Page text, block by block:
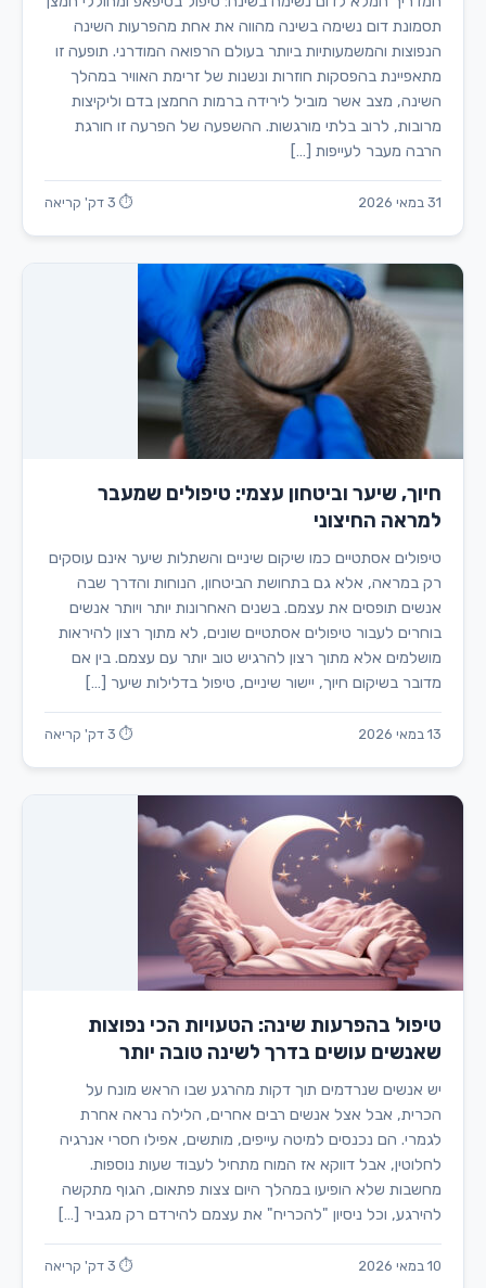
תסמונת דום נשימה בשינה מהווה את אחת מהפרעות השינה
הנפוצות והמשמעותיות ביותר בעולם הרפואה המודרני. תופעה זו
מתאפיינת בהפסקות חוזרות ונשנות של זרימת האוויר במהלך
השינה, מצב אשר מוביל לירידה ברמות החמצן בדם וליקיצות
מרובות, לרוב בלתי מורגשות. ההשפעה של הפרעה זו חורגת
הרבה מעבר לעייפות […]
31 במאי 2026 ⏱ 3 דק' קריאה
חיוך, שיער וביטחון עצמי: טיפולים שמעבר
למראה החיצוני
טיפולים אסתטיים כמו שיקום שיניים והשתלות שיער אינם עוסקים
רק במראה, אלא גם בתחושת הביטחון, הנוחות והדרך שבה
אנשים תופסים את עצמם. בשנים האחרונות יותר ויותר אנשים
בוחרים לעבור טיפולים אסתטיים שונים, לא מתוך רצון להיראות
מושלמים אלא מתוך רצון להרגיש טוב יותר עם עצמם. בין אם
מדובר בשיקום חיוך, יישור שיניים, טיפול בדלילות שיער […]
13 במאי 2026 ⏱ 3 דק' קריאה
טיפול בהפרעות שינה: הטעויות הכי נפוצות
שאנשים עושים בדרך לשינה טובה יותר
יש אנשים שנרדמים תוך דקות מהרגע שבו הראש מונח על
הכרית, אבל אצל אנשים רבים אחרים, הלילה נראה אחרת
לגמרי. הם נכנסים למיטה עייפים, מותשים, אפילו חסרי אנרגיה
לחלוטין, אבל דווקא אז המוח מתחיל לעבוד שעות נוספות.
מחשבות שלא הופיעו במהלך היום צצות פתאום, הגוף מתקשה
להירגע, וכל ניסיון "להכריח" את עצמם להירדם רק מגביר […]
10 במאי 2026 ⏱ 3 דק' קריאה